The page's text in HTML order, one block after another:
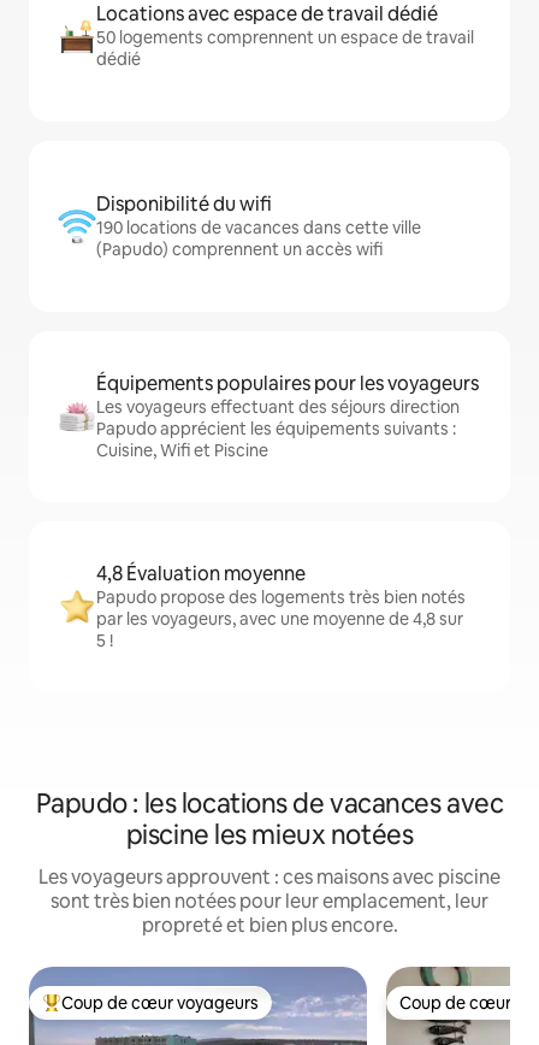
Locations avec espace de travail dédié
50 logements comprennent un espace de travail
dédié
Disponibilité du wifi
190 locations de vacances dans cette ville
(Papudo) comprennent un accès wifi
Équipements populaires pour les voyageurs
Les voyageurs effectuant des séjours direction
Papudo apprécient les équipements suivants :
Cuisine, Wifi et Piscine
4,8 Évaluation moyenne
Papudo propose des logements très bien notés
par les voyageurs, avec une moyenne de 4,8 sur
5 !
Papudo : les locations de vacances avec
piscine les mieux notées
Les voyageurs approuvent : ces maisons avec piscine
sont très bien notées pour leur emplacement, leur
propreté et bien plus encore.
Coups de cœur voyageurs les plus appréciés
Coup de cœur voyageurs Coup de cœur
Coup de cœur